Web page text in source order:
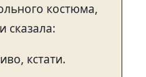
костюма,
сказала:
кстати.